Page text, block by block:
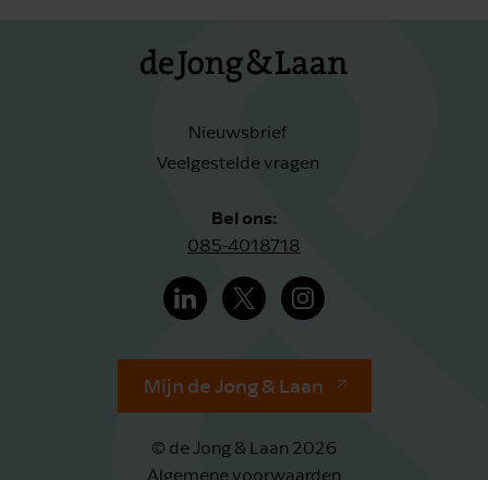
Nieuwsbrief
Veelgestelde vragen
Bel ons:
085-4018718
Mijn de Jong & Laan
© de Jong & Laan 2026
Algemene voorwaarden